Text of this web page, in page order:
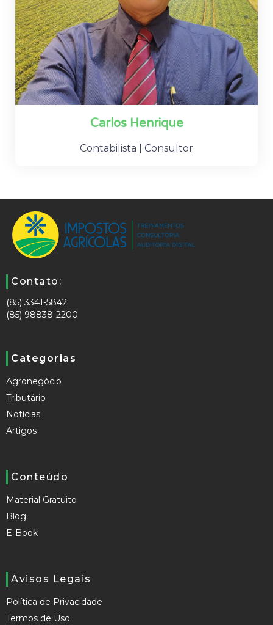
Carlos Henrique
Contabilista | Consultor
Contato:
(85) 3341-5842
(85) 98838-2200
Categorias
Agronegócio
Tributário
Notícias
Artigos
Conteúdo
Material Gratuito
Blog
E-Book
Avisos Legais
Política de Privacidade
Termos de Uso